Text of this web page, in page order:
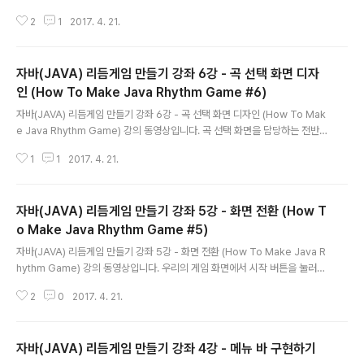
하이라이트 부분이 재생되며 안정적으로 플레이어가 곡을 선택할 수 있도록 합
2 1 2017. 4. 21.
자바(JAVA) 리듬게임 만들기 강좌 6강 - 곡 선택 화면 디자
인 (How To Make Java Rhythm Game #6)
자바(JAVA) 리듬게임 만들기 강좌 6강 - 곡 선택 화면 디자인 (How To Mak
e Java Rhythm Game) 강의 동영상입니다. 곡 선택 화면을 담당하는 전반적
의 동영상을 올립니다.
1 1 2017. 4. 21.
자바(JAVA) 리듬게임 만들기 강좌 5강 - 화면 전환 (How T
o Make Java Rhythm Game #5)
자바(JAVA) 리듬게임 만들기 강좌 5강 - 화면 전환 (How To Make Java R
hythm Game) 강의 동영상입니다. 우리의 게임 화면에서 시작 버튼을 눌러서
전체 소스 코드 & 강의 동영상을 올립니다.
2 0 2017. 4. 21.
자바(JAVA) 리듬게임 만들기 강좌 4강 - 메뉴 바 구현하기